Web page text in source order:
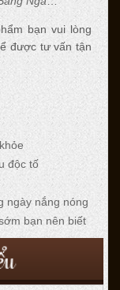
bạn vui lòng
được tư vấn tận
độc tố
ngày nắng nóng
bạn nên biết